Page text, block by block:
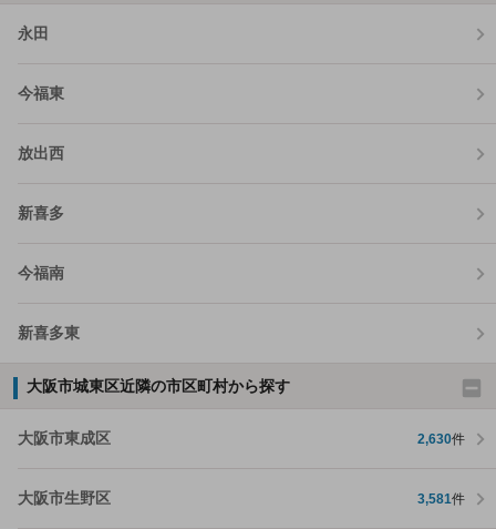
永田
今福東
放出西
新喜多
今福南
新喜多東
大阪市城東区近隣の市区町村から探す
大阪市東成区 2,630件
大阪市生野区 3,581件